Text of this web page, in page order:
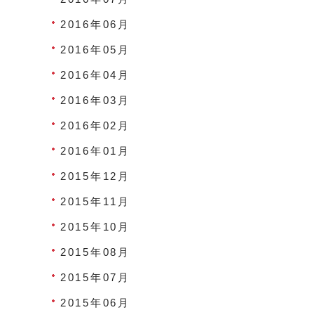
2016年06月
2016年05月
2016年04月
2016年03月
2016年02月
2016年01月
2015年12月
2015年11月
2015年10月
2015年08月
2015年07月
2015年06月